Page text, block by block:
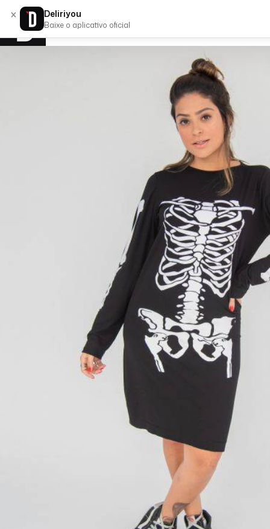
× Deliriyou
Baixe o aplicativo oficial